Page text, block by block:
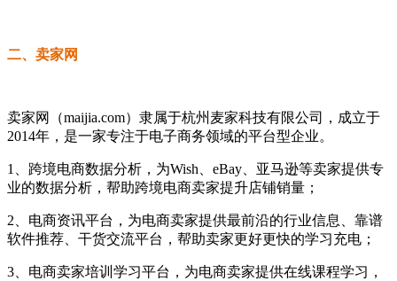
二、卖家网
卖家网（maijia.com）隶属于杭州麦家科技有限公司，成立于
2014年，是一家专注于电子商务领域的平台型企业。
1、跨境电商数据分析，为Wish、eBay、亚马逊等卖家提供专
业的数据分析，帮助跨境电商卖家提升店铺销量；
2、电商资讯平台，为电商卖家提供最前沿的行业信息、靠谱
软件推荐、干货交流平台，帮助卖家更好更快的学习充电；
3、电商卖家培训学习平台，为电商卖家提供在线课程学习，